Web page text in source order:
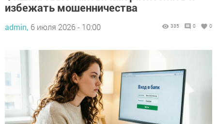
избежать мошенничества
admin, 6 июля 2026 - 10:00 335 0 0